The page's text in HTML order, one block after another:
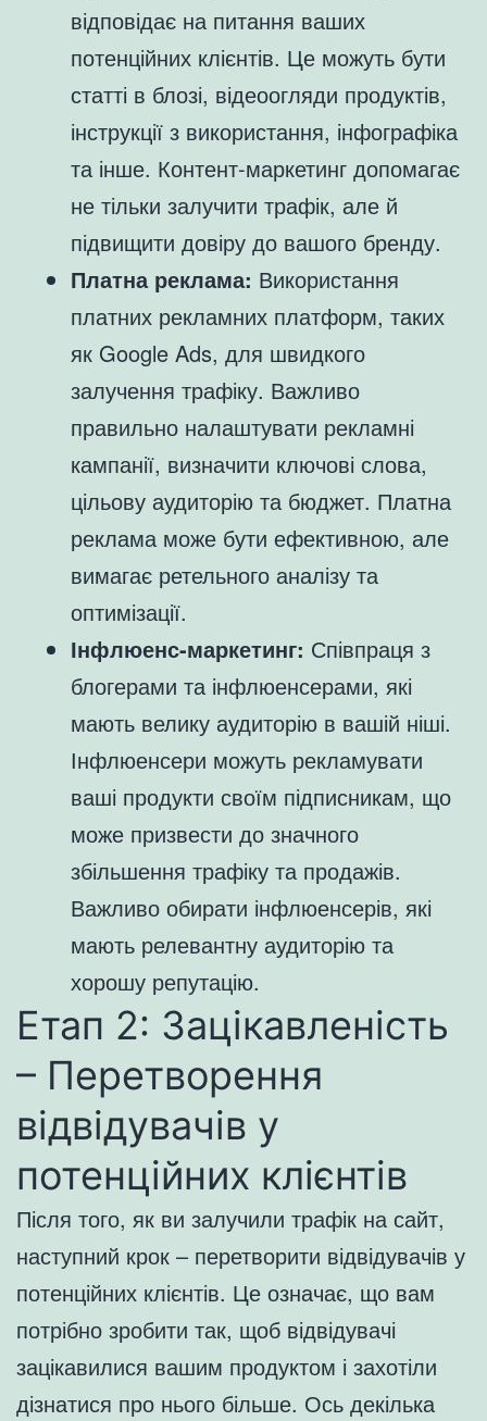
відповідає на питання ваших
потенційних клієнтів. Це можуть бути
статті в блозі, відеоогляди продуктів,
інструкції з використання, інфографіка
та інше. Контент-маркетинг допомагає
не тільки залучити трафік, але й
підвищити довіру до вашого бренду.
Платна реклама: Використання
платних рекламних платформ, таких
як Google Ads, для швидкого
залучення трафіку. Важливо
правильно налаштувати рекламні
кампанії, визначити ключові слова,
цільову аудиторію та бюджет. Платна
реклама може бути ефективною, але
вимагає ретельного аналізу та
оптимізації.
Інфлюенс-маркетинг: Співпраця з
блогерами та інфлюенсерами, які
мають велику аудиторію в вашій ніші.
Інфлюенсери можуть рекламувати
ваші продукти своїм підписникам, що
може призвести до значного
збільшення трафіку та продажів.
Важливо обирати інфлюенсерів, які
мають релевантну аудиторію та
хорошу репутацію.
Етап 2: Зацікавленість
– Перетворення
відвідувачів у
потенційних клієнтів
Після того, як ви залучили трафік на сайт,
наступний крок – перетворити відвідувачів у
потенційних клієнтів. Це означає, що вам
потрібно зробити так, щоб відвідувачі
зацікавилися вашим продуктом і захотіли
дізнатися про нього більше. Ось декілька